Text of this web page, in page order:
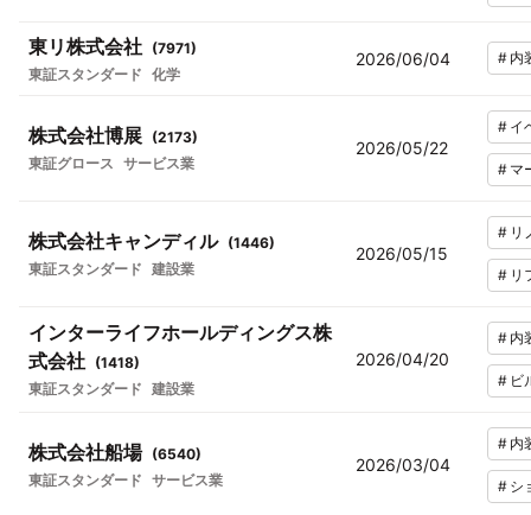
東リ株式会社 (7971)
東証スタンダード 化学
2026/06/04 # 内
株式会社博展 (2173)
東証グロース サービス業
2026/05/22
# イ
# マ
株式会社キャンディル (1446)
東証スタンダード 建設業
2026/05/15
# リ
# リ
インターライフホールディングス株
式会社 (1418)
東証スタンダード 建設業
2026/04/20
# 内
# ビ
株式会社船場 (6540)
東証スタンダード サービス業
2026/03/04
# 内
# シ